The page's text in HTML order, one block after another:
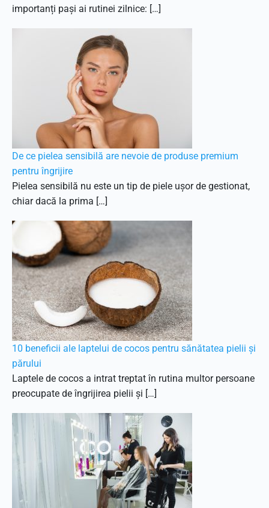
importanți pași ai rutinei zilnice: […]
De ce pielea sensibilă are nevoie de produse premium
pentru îngrijire
Pielea sensibilă nu este un tip de piele ușor de gestionat,
chiar dacă la prima […]
10 beneficii ale laptelui de cocos pentru sănătatea pielii și
părului
Laptele de cocos a intrat treptat în rutina multor persoane
preocupate de îngrijirea pielii și […]